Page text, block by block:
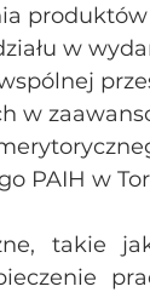
w
w
PAIH w
takie